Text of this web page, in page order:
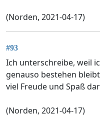
(Norden, 2021-04-17)
#93
Ich unterschreibe, weil
genauso bestehen
viel Freude und Spaß
(Norden, 2021-04-17)